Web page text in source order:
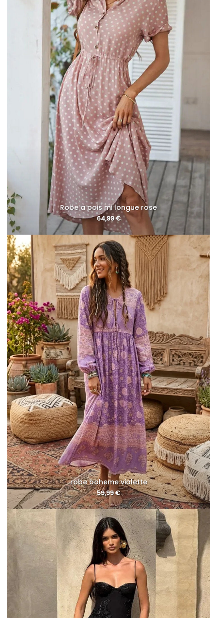
Robe a pois mi longue rose
64,99€
robe boheme violette
59,99€